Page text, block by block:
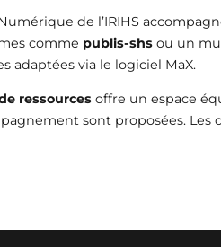
de l’IRIHS
comme publis-shsou un
adaptées via le logiciel MaX.
ressourcesoffre un espace
sont proposées.